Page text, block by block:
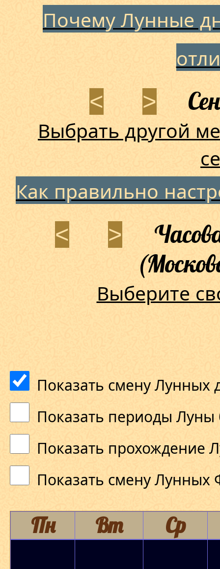
Почему Лунные
< >
Выбрать другой
Как правильно
< >
Выберите
Показать смену Лунных
Показать периоды Луны
Показать прохождение
Показать смену Лунных
Пн Вт Ср